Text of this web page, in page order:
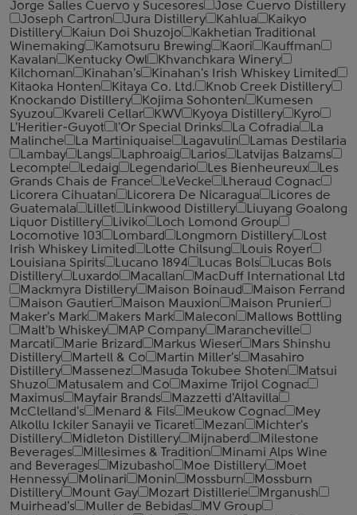
Jorge Salles Cuervo y Sucesores
Jose Cuervo Distillery
Joseph Cartron
Jura Distillery Kahlua
Kaikyo
Distillery
Kaiun Doi Shuzojo
Kakhetian Traditional
Winemaking
Kamotsuru Brewing Kaori
Kauffman
Kavalan
Kentucky Owl
Khvanchkara Winery
Kilchoman
Kinahan's
Kinahan's Irish Whiskey Limited
Kitaoka Honten
Kitaya Co. Ltd.
Knob Creek Distillery
Knockando Distillery
Kojima Sohonten
Kumesen
Syuzou
Kvareli Cellar KWV Kyoya Distillery
Kyro
L'Heritier-Guyot
l'Or Special Drinks La Cofradia
La
Malinche
La Martiniquaise Lagavulin
Lamas Destilaria
Lambay
Langs Laphroaig Larios
Latvijas Balzams
Lecompte
Ledaig Legendario Les Bienheureux
Les
Grands Chais de France
LeVecke
Lheraud Cognac
Licorera Cihuatan
Licorera De Nicaragua
Licores de
Guatemala
Lillet Linkwood Distillery
Liuyang Goalong
Liquor Distillery
Liviko
Loch Lomond Group
Locomotive 103
Lombard Longmorn Distillery
Lost
Irish Whiskey Limited
Lotte Chilsung
Louis Royer
Louisiana Spirits
Lucano 1894 Lucas Bols
Lucas Bols
Distillery
Luxardo Macallan
MacDuff International Ltd
Mackmyra Distillery
Maison Boinaud
Maison Ferrand
Maison Gautier
Maison Mauxion
Maison Prunier
Maker's Mark
Makers Mark Malecon
Mallows Bottling
Malt'b Whiskey
MAP Company
Marancheville
Marcati
Marie Brizard Markus Wieser
Mars Shinshu
Distillery
Martell & Co Martin Miller's
Masahiro
Distillery
Massenez Masuda Tokubee Shoten
Matsui
Shuzo
Matusalem and Co
Maxime Trijol Cognac
Maximus
Mayfair Brands
Mazzetti d'Altavilla
McClelland's
Menard & Fils Meukow Cognac
Mey
Alkollu Ickiler Sanayii ve Ticaret
Mezan
Michter's
Distillery
Midleton Distillery Mijnaberd
Milestone
Beverages
Millesimes & Tradition
Minami Alps Wine
and Beverages
Mizubasho Moe Distillery
Moet
Hennessy
Molinari Monin Mossburn
Mossburn
Distillery
Mount Gay Mozart Distillerie
Mrganush
Muirhead's
Muller de Bebidas
MV Group